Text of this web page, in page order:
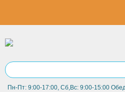
Пн-Пт: 9:00-17:00, Сб,Вс: 9:00-15:00